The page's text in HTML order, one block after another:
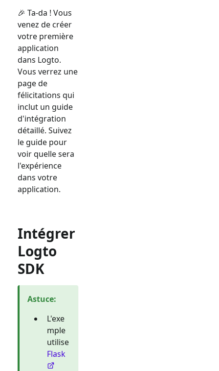
🎉 Ta-da ! Vous
venez de créer
votre première
application
dans Logto.
Vous verrez une
page de
félicitations qui
inclut un guide
d'intégration
détaillé. Suivez
le guide pour
voir quelle sera
l'expérience
dans votre
application.
Intégrer
Logto
SDK
Astuce:
L'exe
mple
utilise
Flask